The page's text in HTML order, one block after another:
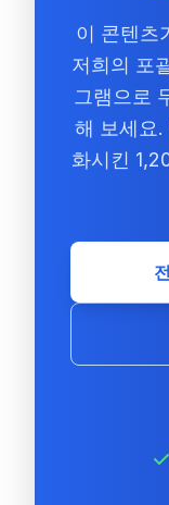
이 콘텐츠
저희의 포
그램으로
해 보세요
화시킨